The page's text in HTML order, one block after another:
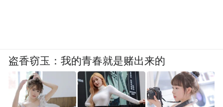
盗香窃玉：我的青春就是赌出来的